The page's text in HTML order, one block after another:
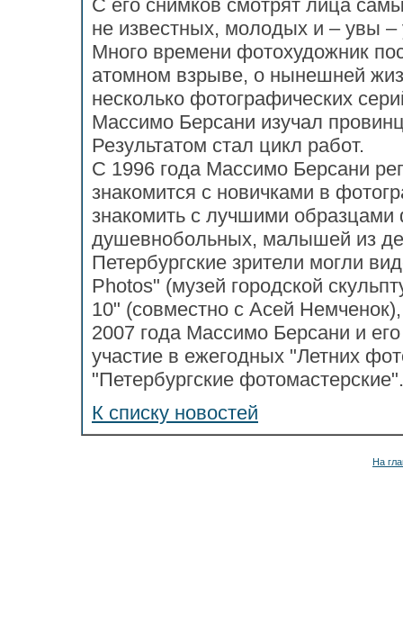
С его снимков смотрят лица
не известных, молодых и – увы
Много времени фотохудожник
атомном взрыве, о нынешней
несколько фотографических
Массимо Берсани изучал
Результатом стал цикл работ.
С 1996 года Массимо Берсани
знакомится с новичками в
знакомить с лучшими образцами
душевнобольных, малышей из
Петербургские зрители могли
Photos" (музей городской
10" (совместно с Асей
2007 года Массимо Берсани и
участие в ежегодных "Летних
"Петербургские фотомастерские".
К списку новостей
На